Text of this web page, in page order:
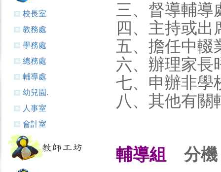
校長室
教務處
學務處
總務處
輔導處
幼兒園.
人事室
會計室
三、督導輔導
四、主持或出
五、擔任中輟
六、辦理家長
七、申辦非學
八、其他有關
輔導組 分機